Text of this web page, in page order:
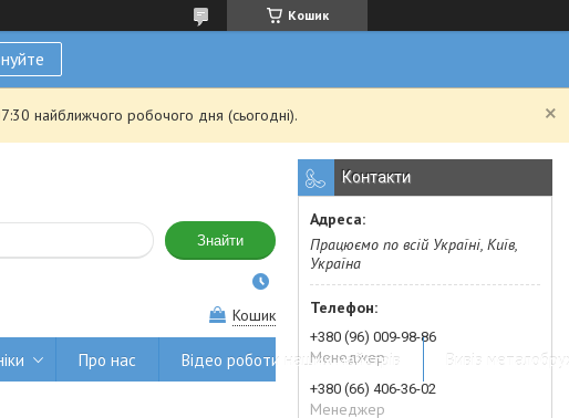
Кошик
найближчого робочого дня (сьогодні).
Знайти
Кошик
Про нас Відео роботи наших майстрів Вивіз
Контакти
Працюємо по всій Україні, Київ,
Україна
+380 (96) 009-98-86
Менеджер
+380 (66) 406-36-02
Менеджер